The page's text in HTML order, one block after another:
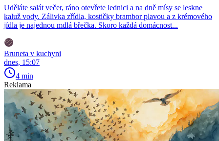
Uděláte salát večer, ráno otevřete lednici a na dně mísy se leskne
kaluž vody. Zálivka zřídla, kostičky brambor plavou a z krémového
jídla je najednou mdlá břečka. Skoro každá domácnost...
Bruneta v kuchyni
dnes, 15:07
4 min
Reklama